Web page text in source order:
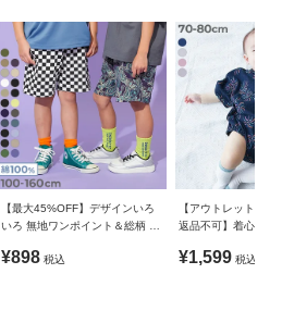
【最大45%OFF】デザインいろ
いろ 無地ワンポイント＆総柄 ミ
¥898 税込
【アウトレット
返品不可】着心地や
¥1,599 税込